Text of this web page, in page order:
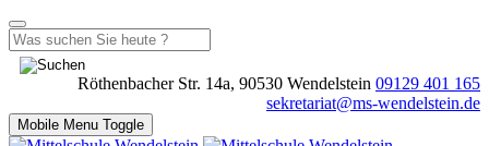
Röthenbacher Str. 14a, 90530 Wendelstein 09129 401 165
sekretariat@ms-wendelstein.de
Mobile Menu Toggle